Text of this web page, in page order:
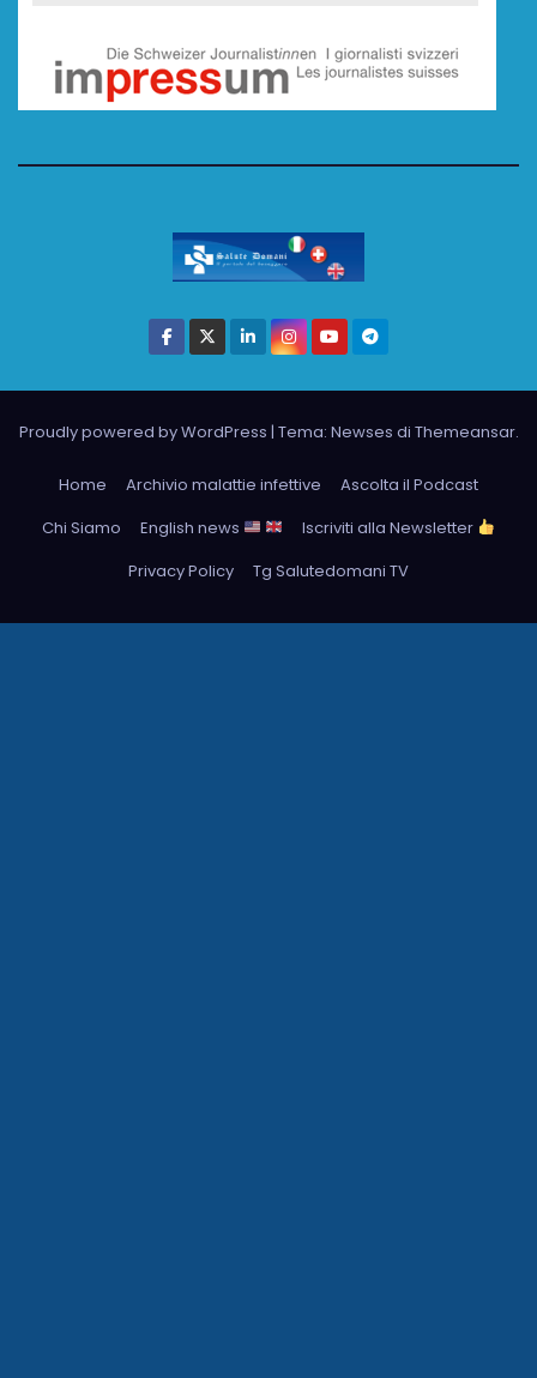
Proudly powered by WordPress | Tema: Newses di Themeansar.
Home Archivio malattie infettive
Ascolta il Podcast
Chi Siamo
English news
Iscriviti alla Newsletter
Privacy Policy
Tg Salutedomani TV